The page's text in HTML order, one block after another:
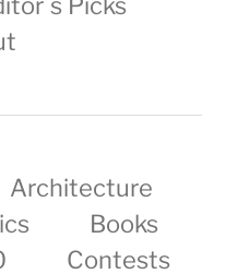
Picks
Architecture
Books
Contests